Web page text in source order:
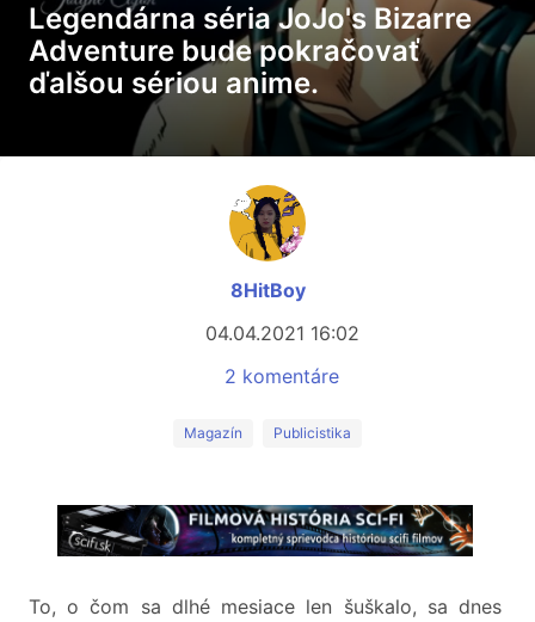
Legendárna séria JoJo's Bizarre
Adventure bude pokračovať
ďalšou sériou anime.
8HitBoy
04.04.2021 16:02
2 komentáre
Magazín Publicistika
To, o čom sa dlhé mesiace len šuškalo, sa dnes